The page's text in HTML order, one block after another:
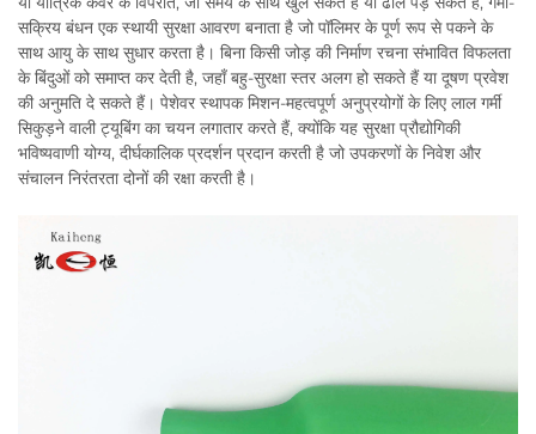
सक्रिय बंधन एक स्थायी सुरक्षा आवरण बनाता है जो पॉलिमर के पूर्ण रूप से पकने के
साथ आयु के साथ सुधार करता है। बिना किसी जोड़ की निर्माण रचना संभावित विफलता
के बिंदुओं को समाप्त कर देती है, जहाँ बहु-सुरक्षा स्तर अलग हो सकते हैं या दूषण प्रवेश
की अनुमति दे सकते हैं। पेशेवर स्थापक मिशन-महत्वपूर्ण अनुप्रयोगों के लिए लाल गर्मी
सिकुड़ने वाली ट्यूबिंग का चयन लगातार करते हैं, क्योंकि यह सुरक्षा प्रौद्योगिकी
भविष्यवाणी योग्य, दीर्घकालिक प्रदर्शन प्रदान करती है जो उपकरणों के निवेश और
संचालन निरंतरता दोनों की रक्षा करती है।